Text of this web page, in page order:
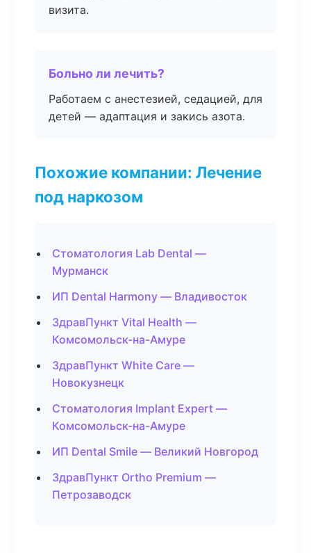
визита.
Больно ли лечить?
Работаем с анестезией, седацией, для
детей — адаптация и закись азота.
Похожие компании: Лечение
под наркозом
Стоматология Lab Dental —
Мурманск
ИП Dental Harmony — Владивосток
ЗдравПункт Vital Health —
Комсомольск-на-Амуре
ЗдравПункт White Care —
Новокузнецк
Стоматология Implant Expert —
Комсомольск-на-Амуре
ИП Dental Smile — Великий Новгород
ЗдравПункт Ortho Premium —
Петрозаводск